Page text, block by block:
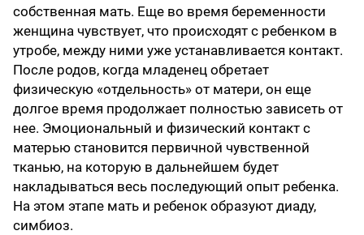
собственная мать. Еще во время беременности
женщина чувствует, что происходят с ребенком в
утробе, между ними уже устанавливается контакт.
После родов, когда младенец обретает
физическую «отдельность» от матери, он еще
долгое время продолжает полностью зависеть от
нее. Эмоциональный и физический контакт с
матерью становится первичной чувственной
тканью, на которую в дальнейшем будет
накладываться весь последующий опыт ребенка.
На этом этапе мать и ребенок образуют диаду,
симбиоз.